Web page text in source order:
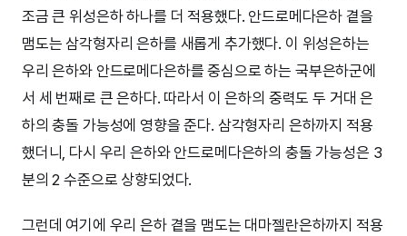
조금 큰 위성은하 하나를 더 적용했다. 안드로메다은하 곁을
맴도는 삼각형자리 은하를 새롭게 추가했다. 이 위성은하는
우리 은하와 안드로메다은하를 중심으로 하는 국부은하군에
서 세 번째로 큰 은하다. 따라서 이 은하의 중력도 두 거대 은
하의 충돌 가능성에 영향을 준다. 삼각형자리 은하까지 적용
했더니, 다시 우리 은하와 안드로메다은하의 충돌 가능성은 3
분의 2 수준으로 상향되었다.
그런데 여기에 우리 은하 곁을 맴도는 대마젤란은하까지 적용